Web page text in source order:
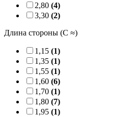
2,80 (4)
3,30 (2)
Длина стороны (C ≈)
1,15 (1)
1,35 (1)
1,55 (1)
1,60 (6)
1,70 (1)
1,80 (7)
1,95 (1)